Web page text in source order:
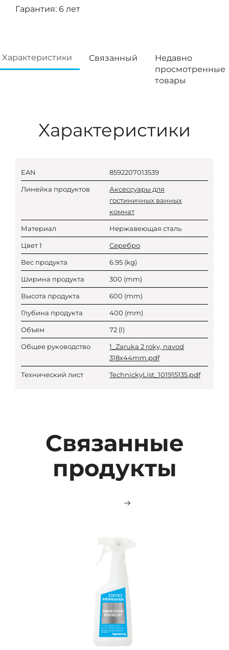
Гарантия: 6 лет
Xарактеристики Связанный
Недавно
просмотренные
товары
Xарактеристики
EAN 8592207013539
Линейка продуктов
Аксессуары для
гостиничных ванных
комнат
Материал Нержавеющая сталь
Цвет 1 Серебро
Вес продукта 6.95 (kg)
Ширина продукта 300 (mm)
Высота продукта 600 (mm)
Глубина продукта 400 (mm)
Объем 72 (l)
Общее руководство
1_Zaruka 2 roky, navod
318x44mm.pdf
Технический лист TechnickyList_101915135.pdf
Связанные
продукты